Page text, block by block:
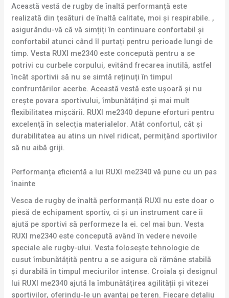
Această vestă de rugby de înaltă performanță este
realizată din țesături de înaltă calitate, moi și respirabile. ,
asigurându-vă că vă simțiți în continuare confortabil și
confortabil atunci când îl purtați pentru perioade lungi de
timp. Vesta RUXI me2340 este concepută pentru a se
potrivi cu curbele corpului, evitând frecarea inutilă, astfel
încât sportivii să nu se simtă reținuți în timpul
confruntărilor acerbe. Această vestă este ușoară și nu
crește povara sportivului, îmbunătățind și mai mult
flexibilitatea mișcării. RUXI me2340 depune eforturi pentru
excelență în selecția materialelor. Atât confortul, cât și
durabilitatea au atins un nivel ridicat, permițând sportivilor
să nu aibă griji.
Performanța eficientă a lui RUXI me2340 vă pune cu un pas
înainte
Vesca de rugby de înaltă performanță RUXI nu este doar o
piesă de echipament sportiv, ci și un instrument care îi
ajută pe sportivi să performeze la ei. cel mai bun. Vesta
RUXI me2340 este concepută având în vedere nevoile
speciale ale rugby-ului. Vesta folosește tehnologie de
cusut îmbunătățită pentru a se asigura că rămâne stabilă
și durabilă în timpul meciurilor intense. Croiala și designul
lui RUXI me2340 ajută la îmbunătățirea agilității și vitezei
sportivilor, oferindu-le un avantaj pe teren. Fiecare detaliu